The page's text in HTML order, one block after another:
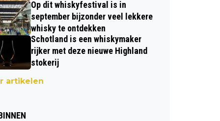
Op dit whiskyfestival is in
september bijzonder veel lekkere
whisky te ontdekken
Schotland is een whiskymaker
rijker met deze nieuwe Highland
stokerij
artikelen